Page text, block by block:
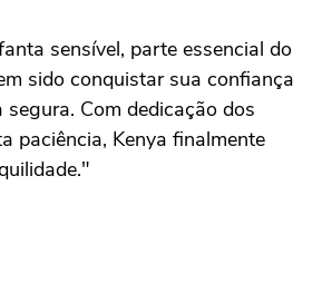
sensível, parte essencial do
sido conquistar sua confiança
segura. Com dedicação dos
paciência, Kenya finalmente